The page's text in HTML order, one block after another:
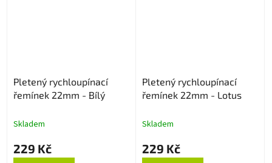
Pletený rychloupínací
řemínek 22mm - Bílý
Skladem
229 Kč
Pletený rychloupínací
řemínek 22mm - Lotus
Skladem
229 Kč